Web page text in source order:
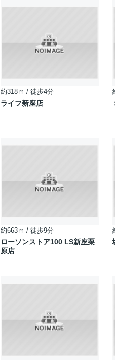
約318ｍ / 徒歩4分
ライフ新座店
約663ｍ / 徒歩9分
ローソンストア100 LS新座栗
原店